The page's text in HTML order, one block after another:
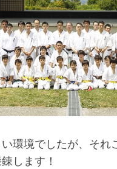
環境でしたが、それ
します！